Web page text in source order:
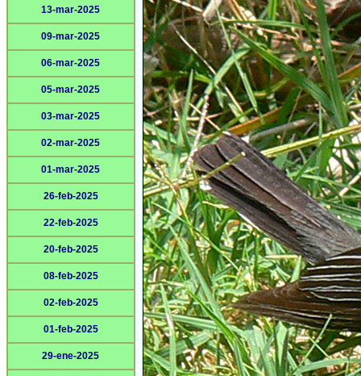
13-mar-2025
09-mar-2025
06-mar-2025
05-mar-2025
03-mar-2025
02-mar-2025
01-mar-2025
26-feb-2025
22-feb-2025
20-feb-2025
08-feb-2025
02-feb-2025
01-feb-2025
29-ene-2025